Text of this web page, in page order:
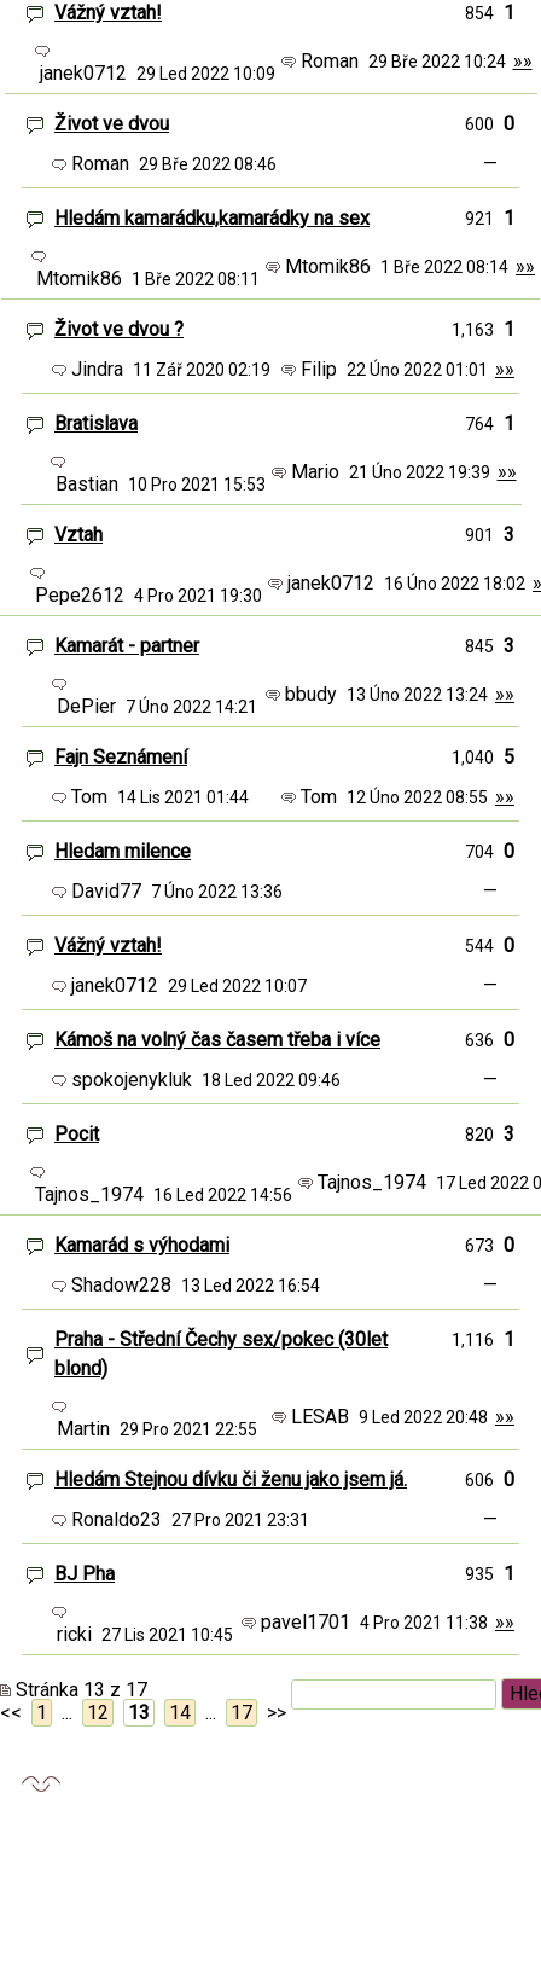
Vážný vztah! 854 1
janek0712 29 Led 2022 10:09
Roman 29 Bře 2022 10:24 »»
Život ve dvou 600 0
Roman 29 Bře 2022 08:46 —
Hledám kamarádku,kamarádky na sex 921 1
Mtomik86 1 Bře 2022 08:11
Mtomik86 1 Bře 2022 08:14 »»
Život ve dvou ? 1,163
1
Jindra 11 Zář 2020 02:19 Filip 22 Úno 2022 01:01 »»
Bratislava 764 1
Bastian 10 Pro 2021 15:53
Mario 21 Úno 2022 19:39 »»
Vztah 901 3
Pepe2612 4 Pro 2021 19:30
janek0712 16 Úno 2022 18:02
Kamarát - partner 845 3
DePier 7 Úno 2022 14:21
bbudy 13 Úno 2022 13:24 »»
Fajn Seznámení 1,040
5
Tom 14 Lis 2021 01:44 Tom 12 Úno 2022 08:55 »»
Hledam milence 704 0
David77 7 Úno 2022 13:36 —
Vážný vztah! 544 0
janek0712 29 Led 2022 10:07 —
Kámoš na volný čas časem třeba i více 636 0
spokojenykluk 18 Led 2022 09:46 —
Pocit 820 3
Tajnos_1974 16 Led 2022 14:56
Tajnos_1974 17 Led 2022
Kamarád s výhodami 673 0
Shadow228
13 Led 2022 16:54 —
Praha - Střední Čechy sex/pokec (30let
blond)
1,116 1
Martin 29 Pro 2021 22:55
LESAB 9 Led 2022 20:48 »»
Hledám Stejnou dívku či ženu jako jsem já. 606 0
Ronaldo23 27 Pro 2021 23:31 —
BJ Pha 935 1
ricki 27 Lis 2021 10:45
pavel1701 4 Pro 2021 11:38 »»
Stránka 13 z 17
<<
1 ... 12 13 14 ... 17 >>